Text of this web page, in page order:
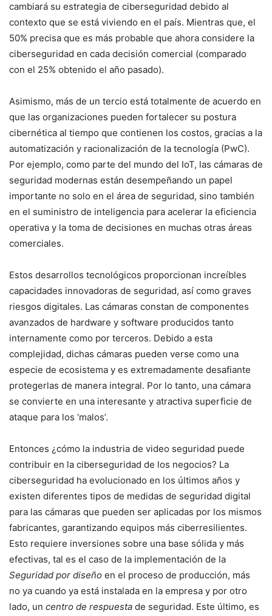
cambiará su estrategia de ciberseguridad debido al
contexto que se está viviendo en el país. Mientras que, el
50% precisa que es más probable que ahora considere la
ciberseguridad en cada decisión comercial (comparado
con el 25% obtenido el año pasado).
Asimismo, más de un tercio está totalmente de acuerdo en
que las organizaciones pueden fortalecer su postura
cibernética al tiempo que contienen los costos, gracias a la
automatización y racionalización de la tecnología (PwC).
Por ejemplo, como parte del mundo del IoT, las cámaras de
seguridad modernas están desempeñando un papel
importante no solo en el área de seguridad, sino también
en el suministro de inteligencia para acelerar la eficiencia
operativa y la toma de decisiones en muchas otras áreas
comerciales.
Estos desarrollos tecnológicos proporcionan increíbles
capacidades innovadoras de seguridad, así como graves
riesgos digitales. Las cámaras constan de componentes
avanzados de hardware y software producidos tanto
internamente como por terceros. Debido a esta
complejidad, dichas cámaras pueden verse como una
especie de ecosistema y es extremadamente desafiante
protegerlas de manera integral. Por lo tanto, una cámara
se convierte en una interesante y atractiva superficie de
ataque para los ‘malos’.
Entonces ¿cómo la industria de video seguridad puede
contribuir en la ciberseguridad de los negocios? La
ciberseguridad ha evolucionado en los últimos años y
existen diferentes tipos de medidas de seguridad digital
para las cámaras que pueden ser aplicadas por los mismos
fabricantes, garantizando equipos más ciberresilientes.
Esto requiere inversiones sobre una base sólida y más
efectivas, tal es el caso de la implementación de la
Seguridad por diseño en el proceso de producción, más
no ya cuando ya está instalada en la empresa y por otro
lado, un centro de respuesta de seguridad. Este último, es